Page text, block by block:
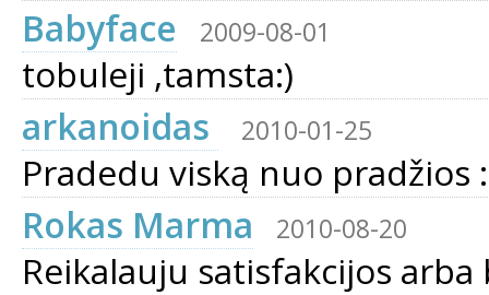
Babyface
2009-08-01
tobuleji ,tamsta:)
arkanoidas
2010-01-25
Pradedu viską nuo pradžios
Rokas Marma
2010-08-20
Reikalauju satisfakcijos